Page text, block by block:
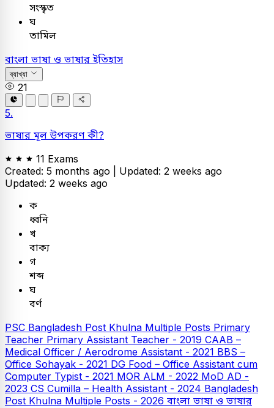
সংস্কৃত
ঘ
তামিল
বাংলা ভাষা ও ভাষার ইতিহাস
ব্যাখ্যা
21
5.
ভাষার মূল উপকরণ কী?
11 Exams
Created: 5 months ago | Updated: 2 weeks ago
Updated: 2 weeks ago
ক
ধ্বনি
খ
বাক্য
গ
শব্দ
ঘ
বর্ণ
PSC Bangladesh Post Khulna Multiple Posts Primary
Teacher Primary Assistant Teacher - 2019 CAAB –
Medical Officer / Aerodrome Assistant - 2021 BBS –
Office Sohayak - 2021 DG Food – Office Assistant cum
Computer Typist - 2021 MOR ALM - 2022 MoD AD -
2023 CS Cumilla – Health Assistant - 2024 Bangladesh
Post Khulna Multiple Posts - 2026 বাংলা ভাষা ও ভাষার